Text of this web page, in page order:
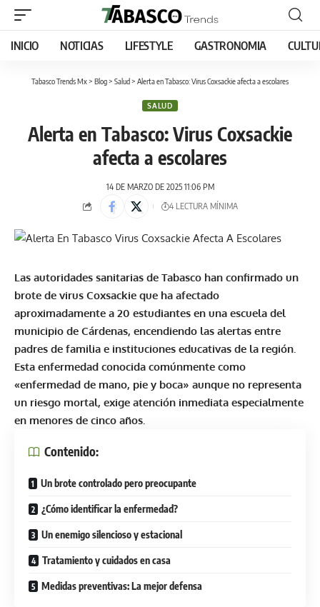
INICIO NOTICIAS LIFESTYLE GASTRONOMIA
Tabasco Trends Mx> Blog> Salud> Alerta en Tabasco: Virus Coxsackie afecta a escolares
SALUD
Alerta en Tabasco: Virus Coxsackie
afecta a escolares
14 DE MARZO DE 2025 11:06 PM
4 LECTURA MÍNIMA
Las autoridades sanitarias de Tabasco han confirmado un
brote de virus Coxsackie que ha afectado
aproximadamente a 20 estudiantes en una escuela del
municipio de Cárdenas, encendiendo las alertas entre
padres de familia e instituciones educativas de la región.
Esta enfermedad conocida comúnmente como
«enfermedad de mano, pie y boca» aunque no representa
un riesgo mortal, exige atención inmediata especialmente
en menores de cinco años.
Contenido:
Un brote controlado pero preocupante
¿Cómo identificar la enfermedad?
Un enemigo silencioso y estacional
Tratamiento y cuidados en casa
Medidas preventivas: La mejor defensa